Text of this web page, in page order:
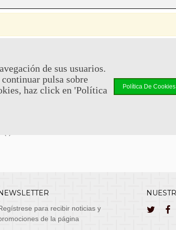
si
Teléfono y Whatsapp +34 644 110 737
email: atencionalcliente@cuernavilla.com
para recibir noticias y
de la página
de sus usuarios.
continuar pulsa sobre
haz click en 'Política
Política De Cookies